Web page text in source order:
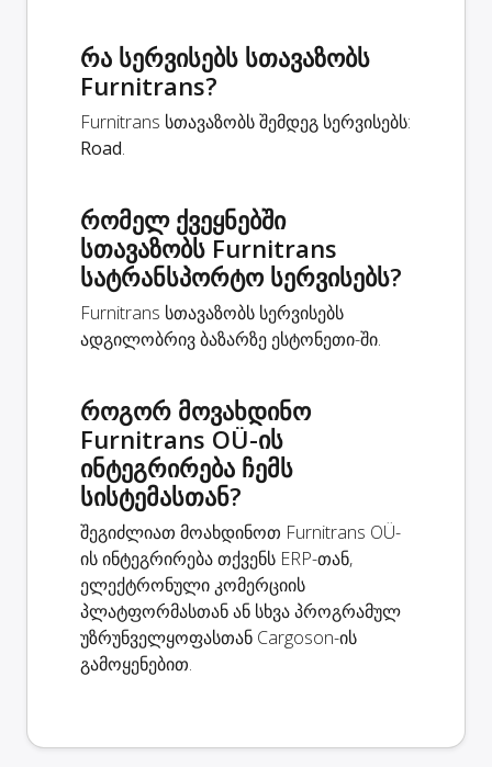
რა სერვისებს სთავაზობს
Furnitrans?
Furnitrans სთავაზობს შემდეგ სერვისებს:
Road.
რომელ ქვეყნებში
სთავაზობს Furnitrans
სატრანსპორტო სერვისებს?
Furnitrans სთავაზობს სერვისებს
ადგილობრივ ბაზარზე ესტონეთი-ში.
როგორ მოვახდინო
Furnitrans OÜ-ის
ინტეგრირება ჩემს
სისტემასთან?
შეგიძლიათ მოახდინოთ Furnitrans OÜ-
ის ინტეგრირება თქვენს ERP-თან,
ელექტრონული კომერციის
პლატფორმასთან ან სხვა პროგრამულ
უზრუნველყოფასთან Cargoson-ის
გამოყენებით.